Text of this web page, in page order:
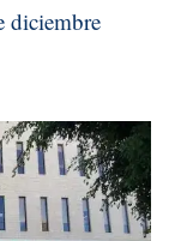
diciembre